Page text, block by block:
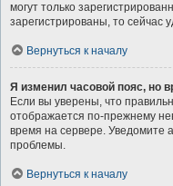
могут только
зарегистрированы, то сейчас
Вернуться к началу
Я изменил часовой пояс, но
Если вы уверены, что
отображается по-прежнему
время на сервере. Уведомите
проблемы.
Вернуться к началу